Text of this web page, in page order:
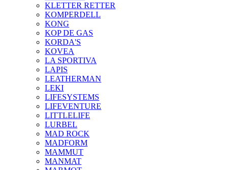
KLETTER RETTER
KOMPERDELL
KONG
KOP DE GAS
KORDA'S
KOVEA
LA SPORTIVA
LAPIS
LEATHERMAN
LEKI
LIFESYSTEMS
LIFEVENTURE
LITTLELIFE
LURBEL
MAD ROCK
MADFORM
MAMMUT
MANMAT